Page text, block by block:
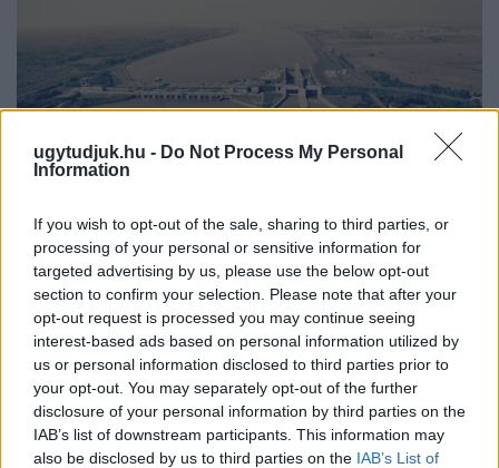
ugytudjuk.hu - Do Not Process My Personal
Information
If you wish to opt-out of the sale, sharing to third parties, or
processing of your personal or sensitive information for
targeted advertising by us, please use the below opt-out
section to confirm your selection. Please note that after your
opt-out request is processed you may continue seeing
interest-based ads based on personal information utilized by
us or personal information disclosed to third parties prior to
your opt-out. You may separately opt-out of the further
disclosure of your personal information by third parties on the
IAB’s list of downstream participants. This information may
also be disclosed by us to third parties on the IAB’s List of
SZAKÉRTŐ A DUNA ALACSONY VÍZÁLLÁSÁRÓL: A
VÍZLÉPCSŐ SEM CSODASZER ÖNMAGÁBAN, A
KLÍMAVÁLTOZÁS MIATT ÚJ SZEMLÉLETRE VAN
SZÜKSÉG
A BME vízmérnöke szerint a Paksi Atomerőmű helyzetére sem
jelentene automatikus megoldást egy új dunai vízlépcső - a jövő